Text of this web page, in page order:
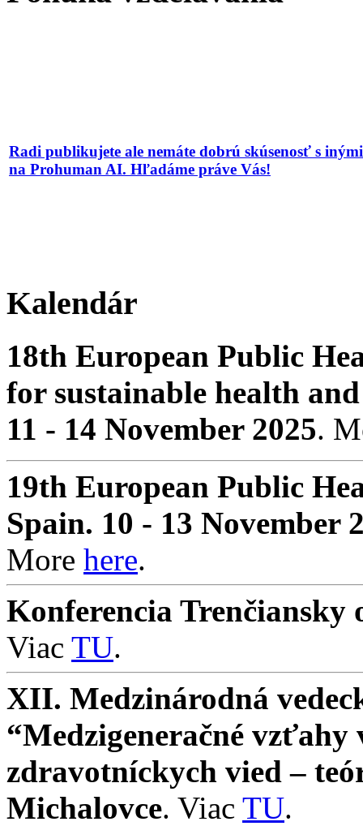
Radi publikujete ale nemáte dobrú skúsenosť s
na Prohuman AI. Hľadáme práve Vás!
Kalendár
18th European Public
for sustainable health
11 - 14 November 2025.
19th European Public
Spain. 10 - 13 November
More here.
Konferencia Trenčiansky
Viac TU.
XII. Medzinárodná
“Medzigeneračné vzťahy
zdravotníckych vied –
Michalovce. Viac TU.